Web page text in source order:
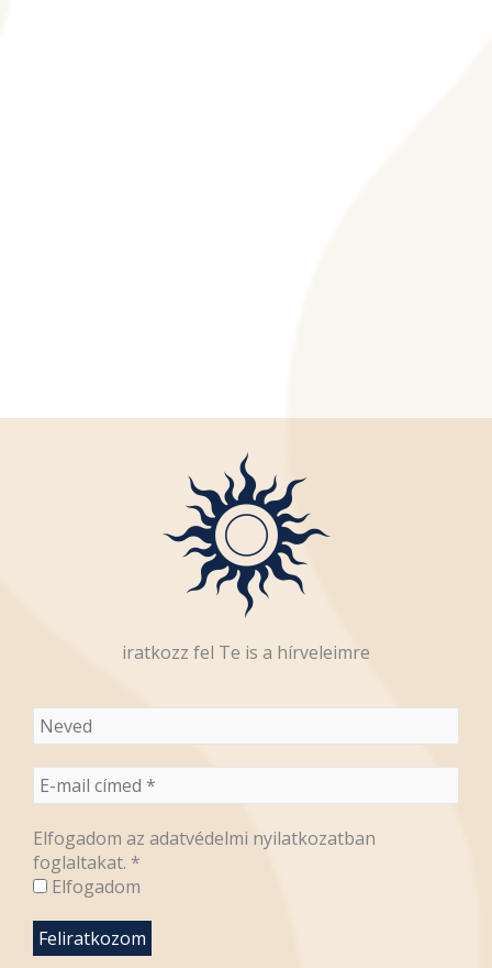
iratkozz fel Te is a hírveleimre
Elfogadom az adatvédelmi nyilatkozatban
foglaltakat. *
Elfogadom